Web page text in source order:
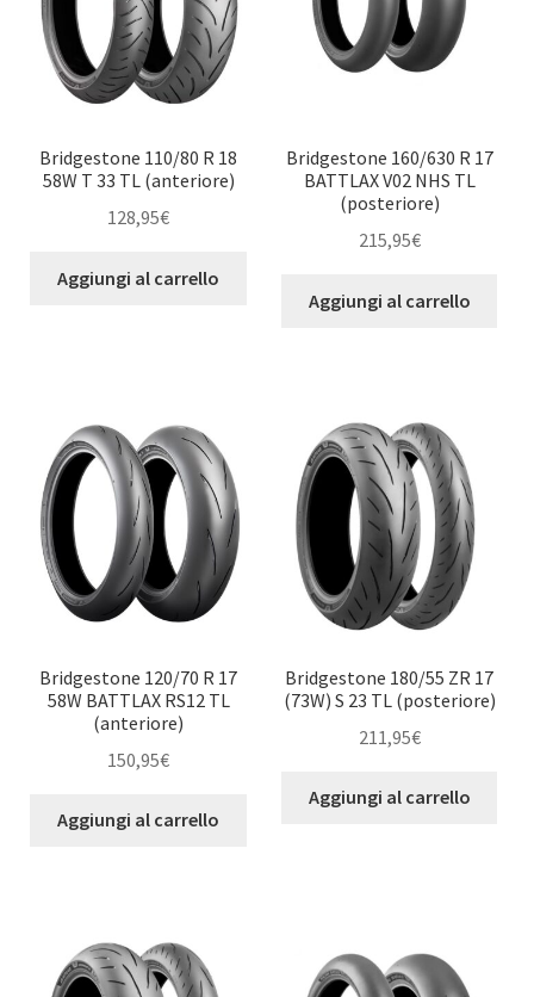
Bridgestone 110/80 R 18
58W T 33 TL (anteriore)
128,95€
Aggiungi al carrello
Bridgestone 160/630 R 17
BATTLAX V02 NHS TL
(posteriore)
215,95€
Aggiungi al carrello
Bridgestone 120/70 R 17
58W BATTLAX RS12 TL
(anteriore)
150,95€
Aggiungi al carrello
Bridgestone 180/55 ZR 17
(73W) S 23 TL (posteriore)
211,95€
Aggiungi al carrello